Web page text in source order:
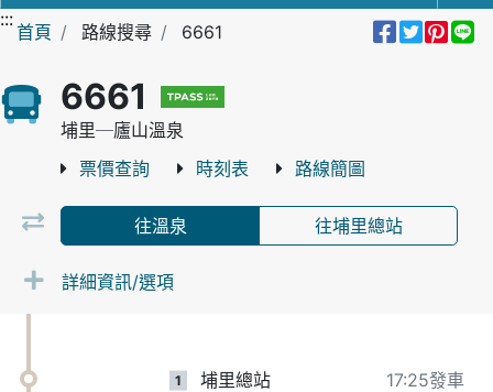
:::
首頁 路線搜尋 6661 分享到
分享
分
6661
埔里─廬山溫泉
票價查詢 時刻表 路線簡圖
往溫泉 往埔里總站
詳細資訊/選項
1 埔里總站 17:25發車